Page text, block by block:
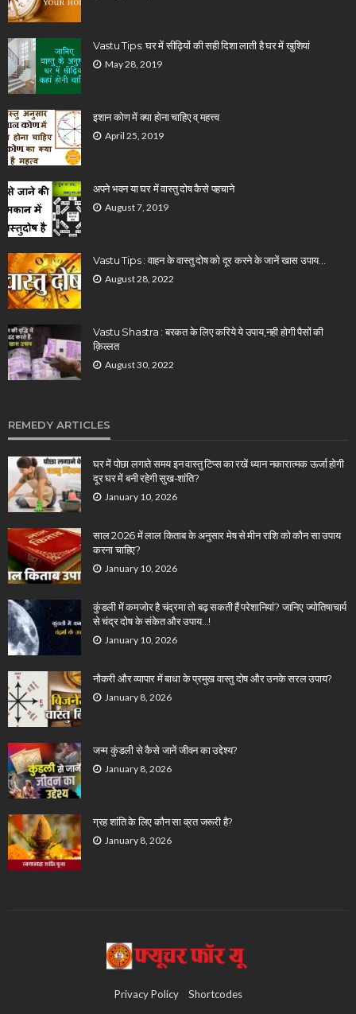
Vastu Tips: घर में सीढ़ियों की सही दिशा लाती है घर में खुशियां
May 28, 2019
इशान कोण में क्या होना चाहिए व् महत्त्व
April 25, 2019
अपने भवन या घर में वास्तु दोष कैसे पहचाने
August 7, 2019
Vastu Tips : वाहन के वास्तु दोष को दूर करने के जानें खास उपाय…
August 28, 2022
Vastu Shastra : बरकत के लिए करिये ये उपाय,नही होगी पैसों की
क़िल्लत
August 30, 2022
REMEDY ARTICLES
घर में पोछा लगाते समय इन वास्तु टिप्स का रखें ध्यान नकारात्मक ऊर्जा होगी
दूर घर में बनी रहेगी सुख-शांति?
January 10, 2026
साल 2026 में लाल किताब के अनुसार मेष से मीन राशि को कौन सा उपाय
करना चाहिए?
January 10, 2026
कुंडली में कमजोर है चंद्रमा तो बढ़ सकती हैं परेशानियां? जानिए ज्योतिषाचार्य
से चंद्र दोष के संकेत और उपाय…!
January 10, 2026
नौकरी और व्यापार में बाधा के प्रमुख वास्तु दोष और उनके सरल उपाय?
January 8, 2026
जन्म कुंडली से कैसे जानें जीवन का उद्देश्य?
January 8, 2026
ग्रह शांति के लिए कौन सा व्रत जरूरी है?
January 8, 2026
Privacy Policy Shortcodes